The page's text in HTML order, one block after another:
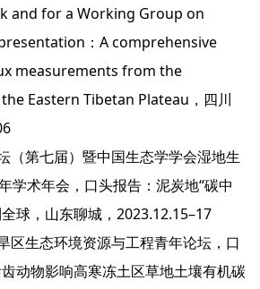
and for a Working Group on
：A comprehensive
measurements from the
Eastern Tibetan Plateau，四川
（第七届）暨中国生态学学会湿地生
学术年会，口头报告：泥炭地“碳中
球，山东聊城，2023.12.15–17
区生态环境资源与工程青年论坛，口
动物影响高寒冻土区草地土壤有机碳